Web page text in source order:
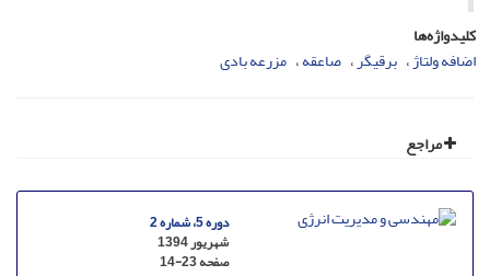
کلیدواژه‌ها
اضافه ولتاژ برقیگر صاعقه مزرعه بادی
مراجع
دوره 5، شماره 2
شهریور 1394
صفحه14-23